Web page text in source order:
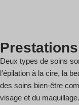
Deux types de soins
l’épilation à la cire, la
des soins bien-être
visage et du maquillage.